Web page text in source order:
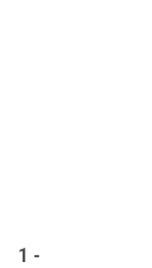
1 -